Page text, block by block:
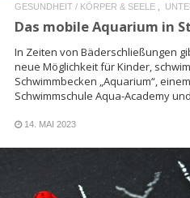
GESUNDHEIT / KÖRPER & SEELE
Das mobile Aquarium in
In Zeiten von Bäderschließungen
neue Möglichkeit für Kinder,
Schwimmbecken „Aquarium“,
Schwimmschule Aqua-Academy
14. MAI 2023